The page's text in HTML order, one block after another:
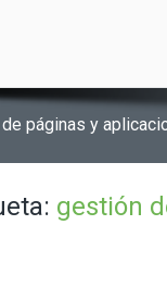
páginas y
gestión